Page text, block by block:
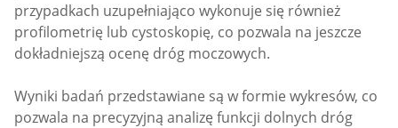
przypadkach uzupełniająco wykonuje się również
profilometrię lub cystoskopię, co pozwala na jeszcze
dokładniejszą ocenę dróg moczowych.
Wyniki badań przedstawiane są w formie wykresów, co
pozwala na precyzyjną analizę funkcji dolnych dróg